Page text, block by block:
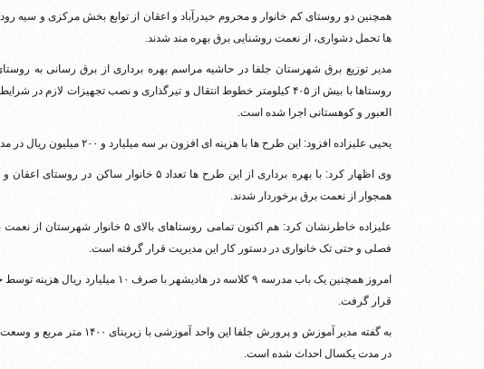
همچنین دو روستای کم خانوار و محروم حیدرآباد و اعقان از توابع بخش مرکزی و سیه
ها تحمل دشواری، از نعمت روشنایی برق بهره مند شدند.
مدیر توزیع برق شهرستان جلفا در حاشیه مراسم بهره برداری از برق رسانی به
روستاها با بیش از ۴۰۵ کیلومتر خطوط انتقال و تیرگذاری و نصب
العبور و کوهستانی اجرا شده است.
یحیی علیزاده افزود: این طرح ها با هزینه ای افزون بر سه میلیارد و ۲۰۰ میلیون ریال در مدت یکسال اجرایی و مورد بهره برداری قرار گرفت.
همجوار از نعمت برق برخوردار شدند.
علیزاده خاطرنشان کرد: هم اکنون تمامی
فصلی و حتی تک خانواری در دستور کار این مدیریت قرار گرفته است.
امروز همچنین یک باب مدرسه ۹ کلاسه در
قرار گرفت.
در مدت یکسال احداث شده است.